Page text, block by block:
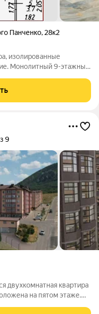
Панченко, 28к2
изолированные
Монолитный 9-этажный
солнечная сторона,
9
двухкомнатная квартира